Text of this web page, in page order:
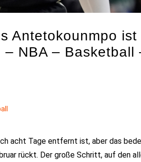
Antetokounmpo ist
NBA – Basketball
acht Tage entfernt ist, aber das
rückt. Der große Schritt, auf den